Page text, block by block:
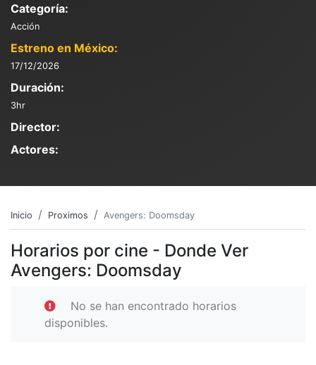
Categoría:
Acción
Estreno en México:
17/12/2026
Duración:
3hr
Director:
Actores:
Inicio Proximos Avengers: Doomsday
Horarios por cine - Donde Ver
Avengers: Doomsday
No se han encontrado horarios
disponibles.